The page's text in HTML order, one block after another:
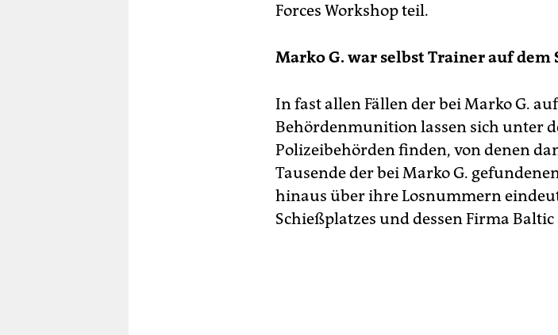
Forces Workshop teil.
Marko G. war selbst Trainer auf dem
In fast allen Fällen der bei Marko G.
Behördenmunition lassen sich unter
Polizeibehörden finden, von denen
Tausende der bei Marko G.
hinaus über ihre Losnummern
Schießplatzes und dessen Firma